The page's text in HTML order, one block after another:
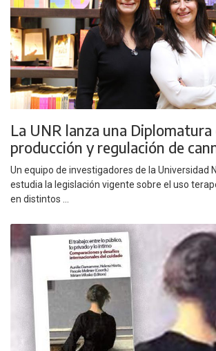
La UNR lanza una Diplomatura
producción y regulación de
Un equipo de investigadores de la Universidad
estudia la legislación vigente sobre el uso
en distintos ...